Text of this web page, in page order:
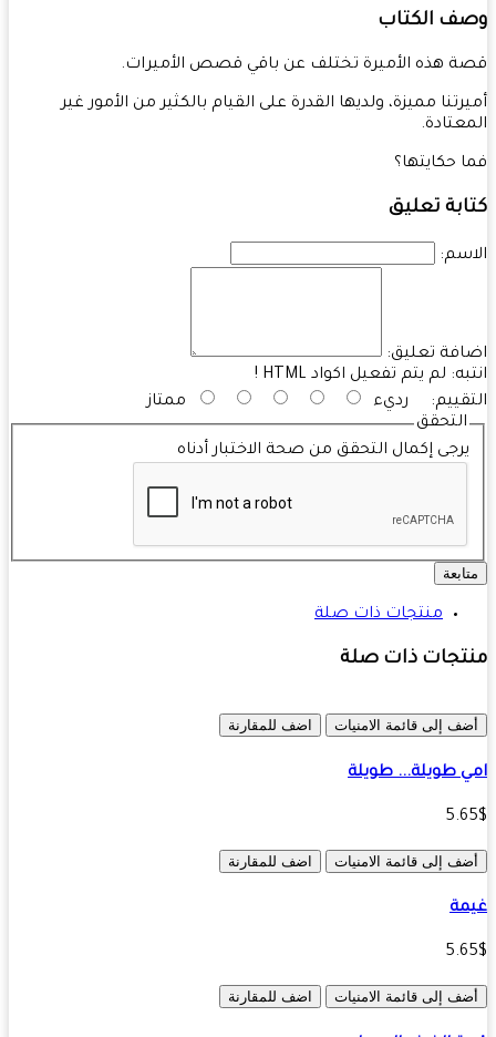
الكتاب
هذه الأميرة تختلف عن باقي قصص الأميرات.
مميزة، ولديها القدرة على القيام بالكثير من الأمور غير
حكايتها؟
تعليق
تعليق:
لم يتم تفعيل اكواد HTML !
رديء
ممتاز
التحقق
يرجى إكمال التحقق من صحة الاختبار أدناه
منتجات ذات صلة
ذات صلة
إلى قائمة الامنيات اضف للمقارنة
طويلة... طويلة
إلى قائمة الامنيات اضف للمقارنة
إلى قائمة الامنيات اضف للمقارنة